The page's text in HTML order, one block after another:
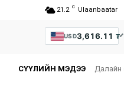
21.2 C Ulaanbaatar
USD3,616.11 ₮
СҮҮЛИЙН МЭДЭЭ Далайн